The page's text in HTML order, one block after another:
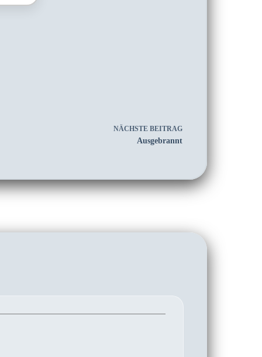
NÄCHSTEBEITRAG
Ausgebrannt